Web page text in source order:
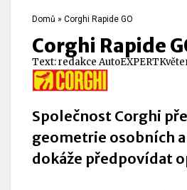
Domů » Corghi Rapide GO
Corghi Rapide
Text:redakce AutoEXPERT
Společnost Corghi
geometrie osobních
dokáže předpovídat